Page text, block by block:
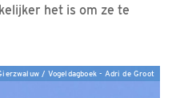
het is om ze te
/ Vogeldagboek - Adri de Groot